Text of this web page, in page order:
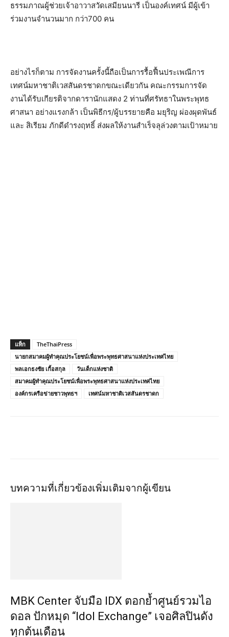
ธรรมภาณผู้​ช่วยเจ้าอาวาสวัดเสมียนนารี​ เป็นองค์เทศน์​ มีผู้เข้า​
ร่วมงานจำนวนมาก กว่า​700​ คน​
อย่างไรก็ตาม การจัดงานครั้งนี้ถือเป็นการรื้อฟื้นประเพณีการ
เทศน์​มหาชาติ​เวสสันดร​ชาดก​ขณะเดียวกัน คณะกรรมการ​จัด
งาน​ได้รับเกียรติจากดารานักแสดง​ 2​ ท่านที่ศรัทธา​ในพระพุทธ
ศาสนา​ อย่างแรงกล้า​ เป็นพิธีกร/ผู้บรรยายคือ มยุริญ ผ่องผุดพัน​ธ์​
และ สิเรียม​ ภักดี​ดำรง​ฤทธิ์​ ส่งผลให้งานสำเร็จลุล่วงตามเป้าหมาย
แท็ก
TheThaiPress
นายก​สมาคม​ผู้​ทำ​คุณ​ประโยชน์​เพื่อ​พระ​พุทธ​ศาสนา​แห่ง​ประเทศไทย
พลเอก​ธงชัย​ เกื้อ​สกุล
วันเด็กแห่งชาติ
​สมาคม​ผู้​ทำ​คุณ​ประโยชน์​เพื่อ​พระ​พุทธ​ศาสนา​แห่ง​ประเทศไทย
องค์กร​เครือข่าย​ชาวพุทธ​ฯ
เทศน์​มหาชาติ​เวสสันดร​ชาดก
บทความที่เกี่ยวข้องเพิ่มเติมจากผู้เขียน
MBK Center จับมือ IDX ตอกย้ำศูนย์รวมไอ
ดอล ปักหมุด “Idol Exchange” เจอศิลปินดัง
ทุกต้นเดือน